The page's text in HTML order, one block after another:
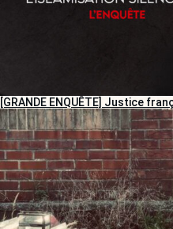
[GRANDE ENQUÊTE] Justice